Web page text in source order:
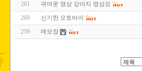
261
귀여운 영상 강아지 영상요
260
신기한 오토바이
259
메모장